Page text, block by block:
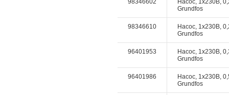
98346602
Насос, 1x230В,
Grundfos
98346610
Насос, 1x230В,
Grundfos
96401953
Насос, 1x230В,
Grundfos
96401986
Насос, 1x230В,
Grundfos